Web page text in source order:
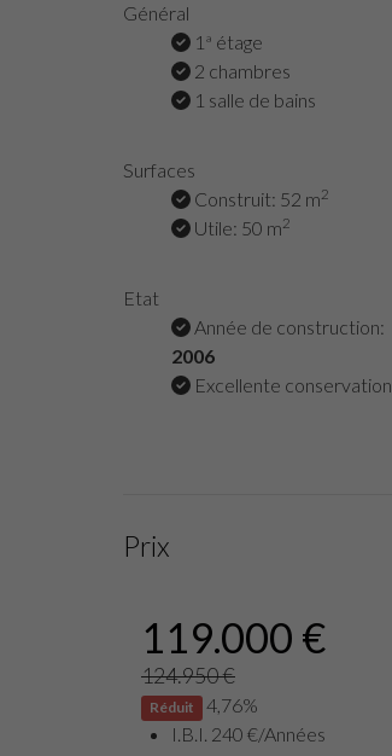
Général
1ª étage
2 chambres
1 salle de bains
Surfaces
Construit: 52 m2
Utile: 50 m2
Etat
Année de construction:
2006
Excellente conservation
Prix
119.000 €
124.950 €
Réduit 4,76%
I.B.I. 240 €/Années